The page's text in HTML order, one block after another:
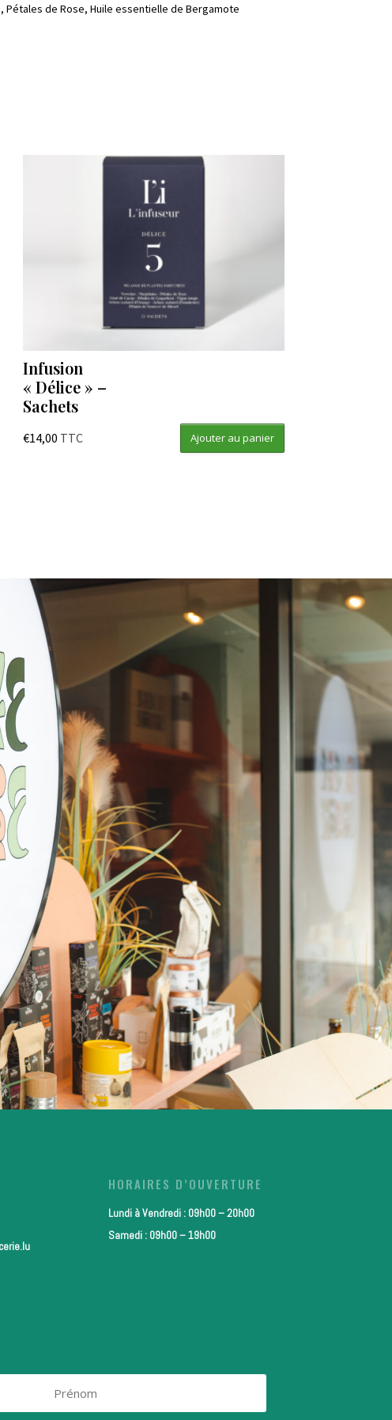
Pétales de Rose, Huile essentielle de Bergamote
Infusion
« Délice » –
Sachets
€14,00 TTC Ajouter au panier
HORAIRES D’OUVERTURE
Lundi à Vendredi : 09h00 – 20h00
Samedi : 09h00 – 19h00